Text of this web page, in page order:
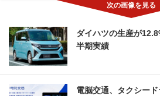
ダイハツの生産が
半期実績
電脳交通、タクシー